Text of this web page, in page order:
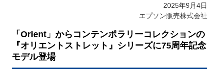
2025年9月4日
エプソン販売株式会社
「Orient」からコンテンポラリーコレクションの
『オリエントストレット』シリーズに75周年記念
モデル登場